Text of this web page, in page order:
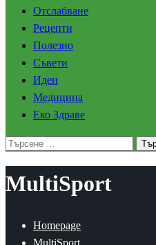
Отслабване
Рецепти
Полезно
Съвети
Идеи
Медицина
Еко Здраве
Търсене
MultiSport
Homepage
MultiSport